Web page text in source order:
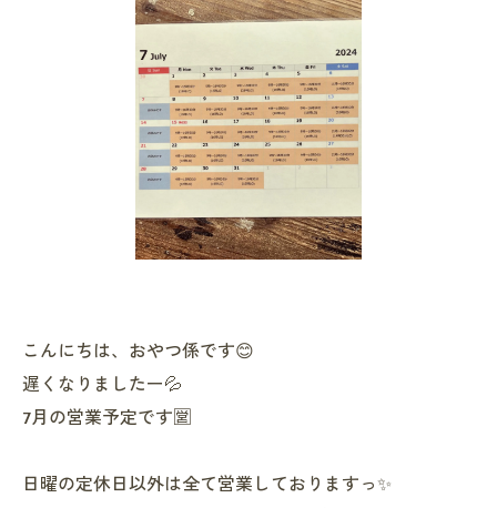
こんにちは、おやつ係です😊
遅くなりましたー💦
7月の営業予定です🈺
日曜の定休日以外は全て営業しておりますっ✨